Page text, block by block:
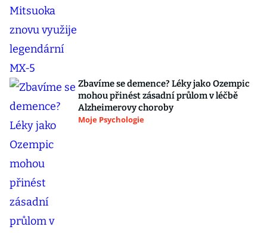
Zbavíme se demence? Léky jako Ozempic
mohou přinést zásadní průlom v léčbě
Alzheimerovy choroby
Moje Psychologie